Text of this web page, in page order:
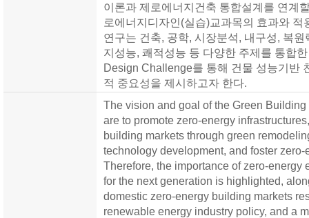
이론과 제로에너지건축 통합설계를 연계
로에너지디자인(실습)교과목의 효과와
연구는 건축, 공학, 시장분석, 내구성, 복
지성능, 쾌적성능 등 다양한 주제를 통합
Design Challenge를 통해 건물 성능기반
적 중요성을 제시하고자 한다.
The vision and goal of the Green
are to promote zero-energy
building markets through green
technology development, and foster
Therefore, the importance of zero-energy
for the next generation is highlighted,
domestic zero-energy building markets
renewable energy industry policy, and a